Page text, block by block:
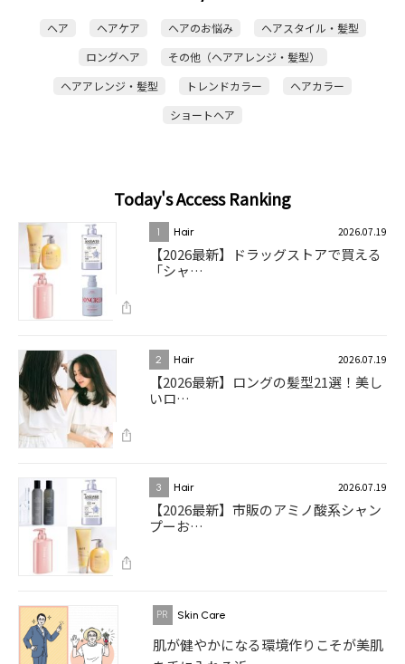
ヘア ヘアケア ヘアのお悩み
ヘアスタイル・髪型
ロングヘア
その他（ヘアアレンジ・髪型）
ヘアアレンジ・髪型
トレンドカラー
ヘアカラー
ショートヘア
Today's Access Ranking
1 Hair 2026.07.19
【2026最新】ドラッグストアで買える
「シャ…
2 Hair 2026.07.19
【2026最新】ロングの髪型21選！美し
いロ…
3 Hair 2026.07.19
【2026最新】市販のアミノ酸系シャン
プーお…
Skin Care
肌が健やかになる環境作りこそが美肌